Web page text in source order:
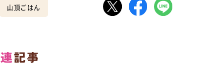
山頂ごはん